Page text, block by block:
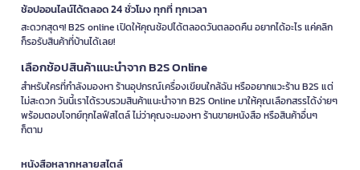
ช้อปออนไลน์ได้ตลอด 24 ชั่วโมง ทุกที่ ทุกเวลา
สะดวกสุดๆ! B2S online เปิดให้คุณช้อปได้ตลอดวันตลอดคืน อยากได้อะไร แค่คลิก
ก็รอรับสินค้าที่บ้านได้เลย!
เลือกช้อปสินค้าแนะนำจาก B2S Online
สำหรับใครที่กำลังมองหา ร้านอุปกรณ์เครื่องเขียนใกล้ฉัน หรืออยากแวะร้าน B2S แต่
ไม่สะดวก วันนี้เราได้รวบรวมสินค้าแนะนำจาก B2S Online มาให้คุณเลือกสรรได้ง่ายๆ
พร้อมตอบโจทย์ทุกไลฟ์สไตล์ ไม่ว่าคุณจะมองหา ร้านขายหนังสือ หรือสินค้าอื่นๆ
ก็ตาม
หนังสือหลากหลายสไตล์